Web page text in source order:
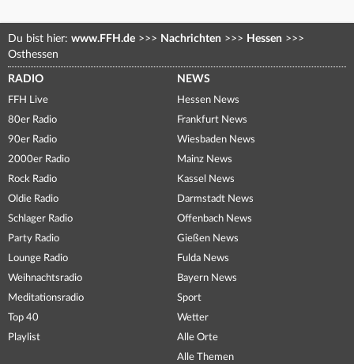
Du bist hier: www.FFH.de >>> Nachrichten >>> Hessen >>>
Osthessen
RADIO
FFH Live
80er Radio
90er Radio
2000er Radio
Rock Radio
Oldie Radio
Schlager Radio
Party Radio
Lounge Radio
Weihnachtsradio
Meditationsradio
Top 40
Playlist
NEWS
Hessen News
Frankfurt News
Wiesbaden News
Mainz News
Kassel News
Darmstadt News
Offenbach News
Gießen News
Fulda News
Bayern News
Sport
Wetter
Alle Orte
Alle Themen